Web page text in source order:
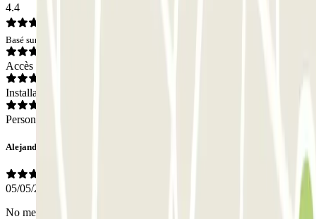
4.4
Basé sur 129 avis
Accès
Installations
Personnel
Alejandro
05/05/2026
No me avisaron que era el parking de la feria, ni tampoco que tenía